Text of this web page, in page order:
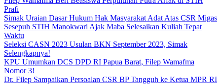
Prafi
Simak Uraian Dasar Hukum Hak Masyarakat Adat Atas CSR Migas
Sesepuh STIH Manokwari Ajak Maba Selesaikan Kuliah Tepat
Waktu
Seleksi CASN 2023 Usulan BKN September 2023, Simak
Selengkapnya!
KPU Umumkan DCS DPD RI Papua Barat, Filep Wamafma
Nomor 3!
Dr. Filep Sampaikan Persoalan CSR BP Tangguh ke Ketua MPR RI